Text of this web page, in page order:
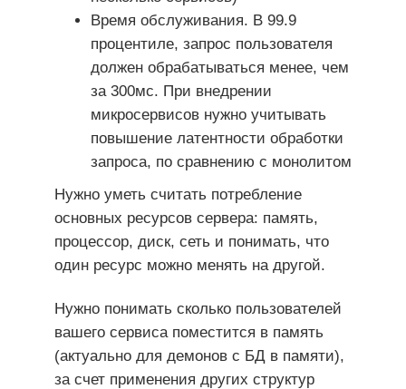
Время обслуживания. В 99.9
процентиле, запрос пользователя
должен обрабатываться менее, чем
за 300мс. При внедрении
микросервисов нужно учитывать
повышение латентности обработки
запроса, по сравнению с монолитом
Нужно уметь считать потребление
основных ресурсов сервера: память,
процессор, диск, сеть и понимать, что
один ресурс можно менять на другой.
Нужно понимать сколько пользователей
вашего сервиса поместится в память
(актуально для демонов с БД в памяти),
за счет применения других структур